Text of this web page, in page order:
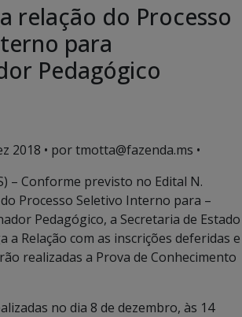
relação do Processo
para
Pedagógico
2018 • por tmotta@fazenda.ms •
– Conforme previsto no Edital N.
Processo Seletivo Interno para –
Pedagógico, a Secretaria de Estado
a Relação com as inscrições deferidas e
realizadas a Prova de Conhecimento
no dia 8 de dezembro, às 14